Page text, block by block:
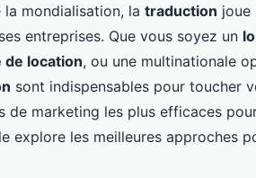
la mondialisation, la traduction joue
entreprises. Que vous soyez un
de location, ou une multinationale
sont indispensables pour toucher
de marketing les plus efficaces
explore les meilleures approches